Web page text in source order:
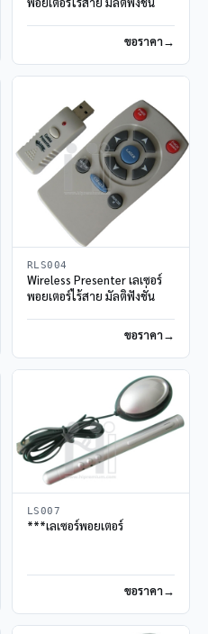
ขอราคา
RLS004
Wireless Presenter เลเซอร์
พอยเตอร์ไร้สาย มัลติฟังชั่น
ขอราคา
LS007
***เลเซอร์พอยเตอร์
ขอราคา